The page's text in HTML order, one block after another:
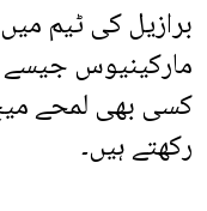
برازیل کی ٹیم
مارکینیوس جیسے
کسی بھی لمحے
رکھتے ہیں۔